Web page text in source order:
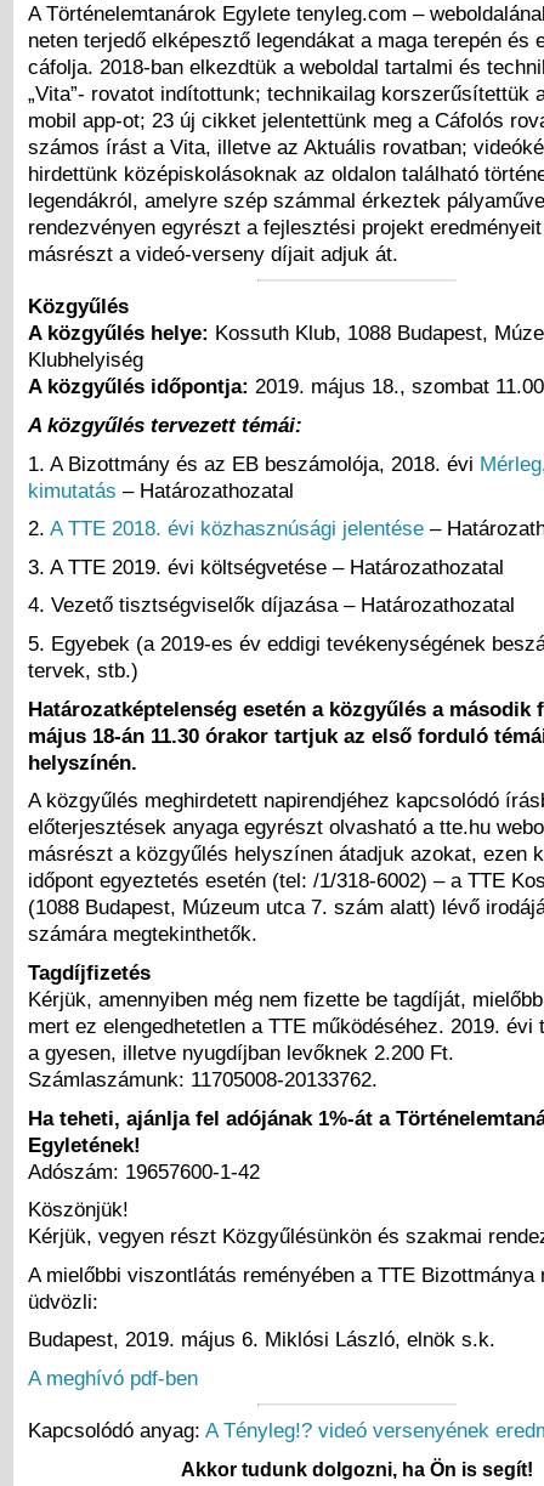
A Történelemtanárok Egylete tenyleg.com –
neten terjedő elképesztő legendákat a maga terepén és
cáfolja. 2018-ban elkezdtük a weboldal tartalmi és
„Vita”- rovatot indítottunk; technikailag korszerűsítettük
mobil app-ot; 23 új cikket jelentettünk meg a Cáfolós
számos írást a Vita, illetve az Aktuális rovatban;
hirdettünk középiskolásoknak az oldalon található
legendákról, amelyre szép számmal érkeztek
rendezvényen egyrészt a fejlesztési projekt
másrészt a videó-verseny díjait adjuk át.
Közgyűlés
A közgyűlés helye: Kossuth Klub, 1088 Budapest,
Klubhelyiség
A közgyűlés időpontja: 2019. május 18., szombat 11.00
A közgyűlés tervezett témái:
1. A Bizottmány és az EB beszámolója, 2018. évi Mérleg
kimutatás – Határozathozatal
2. A TTE 2018. évi közhasznúsági jelentése –
3. A TTE 2019. évi költségvetése – Határozathozatal
4. Vezető tisztségviselők díjazása – Határozathozatal
5. Egyebek (a 2019-es év eddigi tevékenységének
tervek, stb.)
Határozatképtelenség esetén a közgyűlés a második
május 18-án 11.30 órakor tartjuk az első forduló
helyszínén.
A közgyűlés meghirdetett napirendjéhez kapcsolódó
előterjesztések anyaga egyrészt olvasható a tte.hu
másrészt a közgyűlés helyszínen átadjuk azokat, ezen
időpont egyeztetés esetén (tel: /1/318-6002) – a TTE
(1088 Budapest, Múzeum utca 7. szám alatt) lévő
számára megtekinthetők.
Tagdíjfizetés
Kérjük, amennyiben még nem fizette be tagdíját,
mert ez elengedhetetlen a TTE működéséhez. 2019. évi
a gyesen, illetve nyugdíjban levőknek 2.200 Ft.
Számlaszámunk: 11705008-20133762.
Ha teheti, ajánlja fel adójának 1%-át a
Egyletének!
Adószám: 19657600-1-42
Köszönjük!
Kérjük, vegyen részt Közgyűlésünkön és szakmai
A mielőbbi viszontlátás reményében a TTE Bizottmánya
üdvözli:
Budapest, 2019. május 6. Miklósi László, elnök s.k.
A meghívó pdf-ben
Kapcsolódó anyag: A Tényleg!? videó versenyének
Akkor tudunk dolgozni, ha Ön is segít!